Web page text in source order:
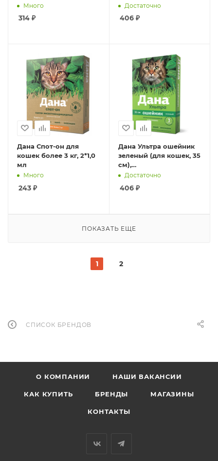
Много
314 ₽
инсектоакарицидный
Достаточно
406₽
Дана Спот-он для
кошек более 3 кг, 2*1,0
мл
Много
243 ₽
Дана Ультра ошейник
зеленый (для кошек, 35
см),
инсектоакарицидный
Достаточно
406₽
ПОКАЗАТЬ ЕЩЕ
1 2
СПИСОК БРЕНДОВ
О КОМПАНИИ НАШИ ВАКАНСИИ
КАК КУПИТЬ БРЕНДЫ МАГАЗИНЫ
КОНТАКТЫ